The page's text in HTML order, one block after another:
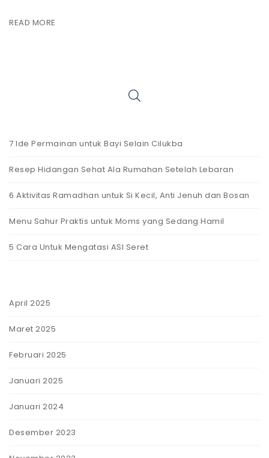
READ MORE
7 Ide Permainan untuk Bayi Selain Cilukba
Resep Hidangan Sehat Ala Rumahan Setelah Lebaran
6 Aktivitas Ramadhan untuk Si Kecil, Anti Jenuh dan Bosan
Menu Sahur Praktis untuk Moms yang Sedang Hamil
5 Cara Untuk Mengatasi ASI Seret
April 2025
Maret 2025
Februari 2025
Januari 2025
Januari 2024
Desember 2023